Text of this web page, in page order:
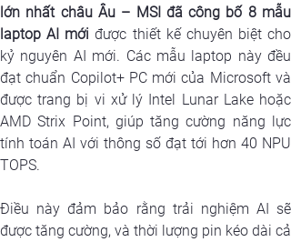
lớn nhất châu Âu – MSI đã công bố 8 mẫu
laptop AI mới được thiết kế chuyên biệt cho
kỷ nguyên AI mới. Các mẫu laptop này đều
đạt chuẩn Copilot+ PC mới của Microsoft và
được trang bị vi xử lý Intel Lunar Lake hoặc
AMD Strix Point, giúp tăng cường năng lực
tính toán AI với thông số đạt tới hơn 40 NPU
TOPS.
Điều này đảm bảo rằng trải nghiệm AI sẽ
được tăng cường, và thời lượng pin kéo dài cả